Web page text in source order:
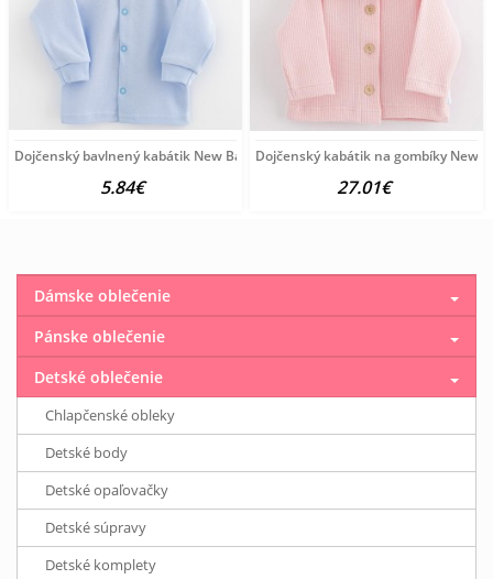
Dojčenský bavlnený kabátik New Baby Happy Elephante blue
5.84€
Dojčenský kabátik na gombíky New
27.01€
Dámske oblečenie
Pánske oblečenie
Detské oblečenie
Chlapčenské obleky
Detské body
Detské opaľovačky
Detské súpravy
Detské komplety